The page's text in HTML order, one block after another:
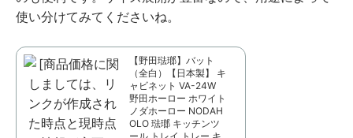
使い分けてみてくださいね。
【野田琺瑯】バット
（全白）【日本製】 キ
ャビネット VA-24W
野田ホーロー ホワイト
ノダホーロー NODAH
OLO 琺瑯 キッチンツ